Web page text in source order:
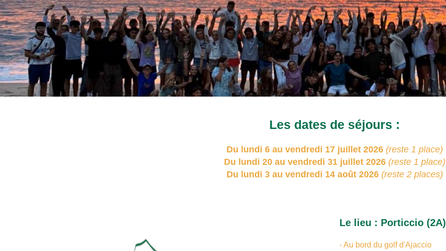
Les dates de séjours :
Du lundi 6 au vendredi 17 juillet 2026 (reste 1 place)
Du lundi 20 au vendredi 31 juillet 2026 (reste 1 place)
Du lundi 3 au vendredi 14 août 2026 (reste 2 places)
Le lieu : Porticcio (2A)
- Au bord du golf d'Ajaccio